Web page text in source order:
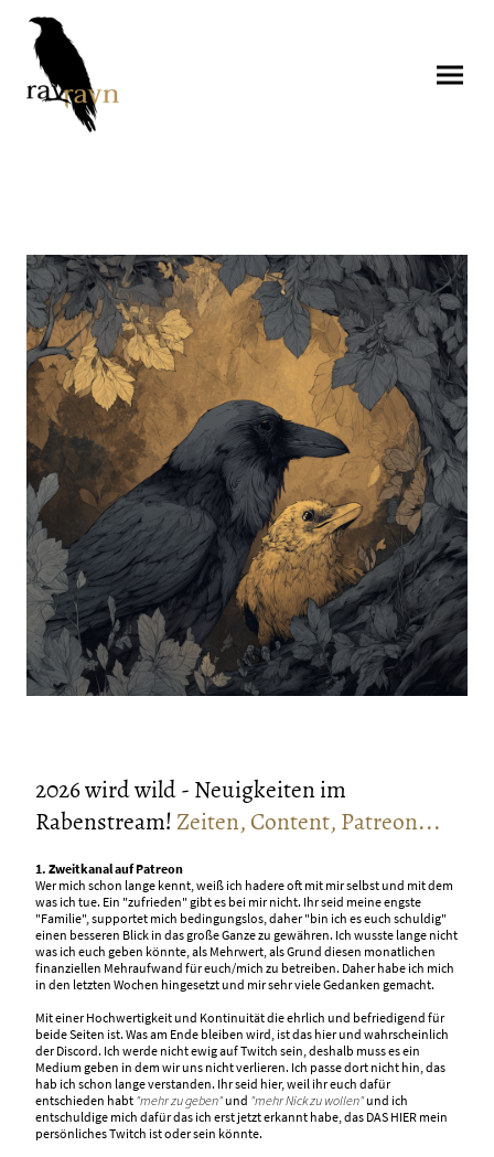
2026 wird wild - Neuigkeiten im
Rabenstream!Zeiten, Content, Patreon...
1. Zweitkanal auf Patreon
Wer mich schon lange kennt, weiß ich hadere oft mit mir selbst und mit dem
was ich tue. Ein "zufrieden" gibt es bei mir nicht. Ihr seid meine engste
"Familie", supportet mich bedingungslos, daher "bin ich es euch schuldig"
einen besseren Blick in das große Ganze zu gewähren. Ich wusste lange nicht
was ich euch geben könnte, als Mehrwert, als Grund diesen monatlichen
finanziellen Mehraufwand für euch/mich zu betreiben. Daher habe ich mich
in den letzten Wochen hingesetzt und mir sehr viele Gedanken gemacht.
Mit einer Hochwertigkeit und Kon­ti­nu­i­tät die ehrlich und befriedigend für
beide Seiten ist. Was am Ende bleiben wird, ist das hier und wahrscheinlich
der Discord. Ich werde nicht ewig auf Twitch sein, deshalb muss es ein
Medium geben in dem wir uns nicht verlieren. Ich passe dort nicht hin, das
hab ich schon lange verstanden. Ihr seid hier, weil ihr euch dafür
entschieden habt "mehr zu geben"und "mehr Nick zu wollen"und ich
entschuldige mich dafür das ich erst jetzt erkannt habe, das DAS HIER mein
persönliches Twitch ist oder sein könnte.